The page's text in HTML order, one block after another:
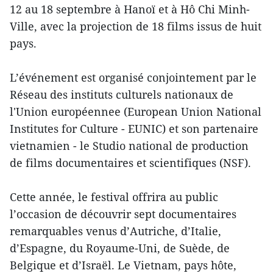
12 au 18 septembre à Hanoï et à Hô Chi Minh-
Ville, avec la projection de 18 films issus de huit
pays.
L’événement est organisé conjointement par le
Réseau des instituts culturels nationaux de
l'Union européennee (European Union National
Institutes for Culture - EUNIC) et son partenaire
vietnamien - le Studio national de production
de films documentaires et scientifiques (NSF).
Cette année, le festival offrira au public
l’occasion de découvrir sept documentaires
remarquables venus d’Autriche, d’Italie,
d’Espagne, du Royaume-Uni, de Suède, de
Belgique et d’Israël. Le Vietnam, pays hôte,